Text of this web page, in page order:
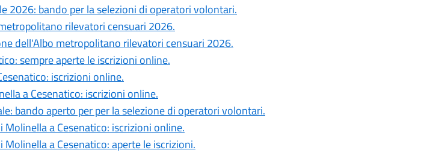
2026: bando per la selezioni di operatori volontari.
rilevatori censuari 2026.
dell'Albo metropolitano rilevatori censuari 2026.
sempre aperte le iscrizioni online.
iscrizioni online.
a Cesenatico: iscrizioni online.
bando aperto per per la selezione di operatori volontari.
Molinella a Cesenatico: iscrizioni online.
Molinella a Cesenatico: aperte le iscrizioni.